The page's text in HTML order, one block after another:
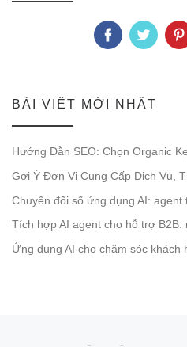
BÀI VIẾT MỚI NHẤT
Hướng Dẫn SEO: Chọn Organic
Gợi Ý Đơn Vị Cung Cấp Dịch Vụ,
Chuyển đổi số ứng dụng AI:
Tích hợp AI agent cho hỗ trợ B2B:
Ứng dụng AI cho chăm sóc khách